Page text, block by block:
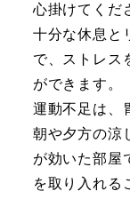
心掛けてくだ
十分な休息と
で、ストレス
ができます。
運動不足は、
朝や夕方の涼
が効いた部屋
を取り入れる